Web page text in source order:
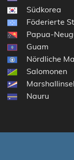
Südkorea
Föderierte
Papua-
Guam
Nördliche
Salomonen
Nauru